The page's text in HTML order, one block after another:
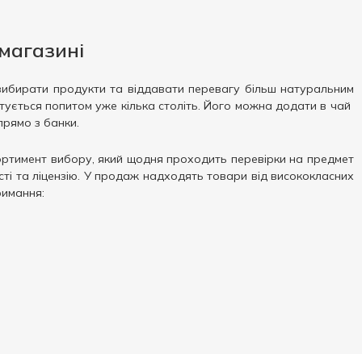
продукти та віддавати перевагу більш натуральним
попитом уже кілька століть. Його можна додати в чай
з банки.
вибору, який щодня проходить перевірки на предмет
та ліцензію. У продаж надходять товари від висококласних